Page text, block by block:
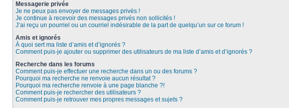
Messagerie privée
Je ne peux pas envoyer de messages privés !
Je continue à recevoir des messages privés non sollicités !
J’ai reçu un pourriel ou un courriel indésirable de la part de quelqu’un sur ce forum !
Amis et ignorés
À quoi sert ma liste d’amis et d’ignorés ?
Comment puis-je ajouter ou supprimer des utilisateurs de ma liste d’amis et d’ignorés ?
Recherche dans les forums
Comment puis-je effectuer une recherche dans un ou des forums ?
Pourquoi ma recherche ne renvoie aucun résultat ?
Pourquoi ma recherche renvoie à une page blanche ?!
Comment puis-je rechercher des utilisateurs ?
Comment puis-je retrouver mes propres messages et sujets ?